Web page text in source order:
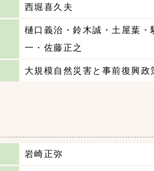
西堀喜久夫
樋口義治・鈴木誠・土屋葉
一・佐藤正之
大規模自然災害と事前復興
岩崎正弥